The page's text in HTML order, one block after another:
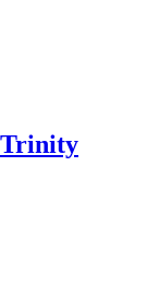
Trinity